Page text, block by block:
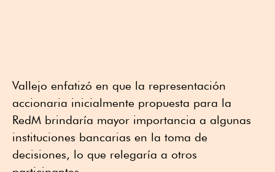
Vallejo enfatizó en que la representación
accionaria inicialmente propuesta para la
RedM brindaría mayor importancia a algunas
instituciones bancarias en la toma de
decisiones, lo que relegaría a otros